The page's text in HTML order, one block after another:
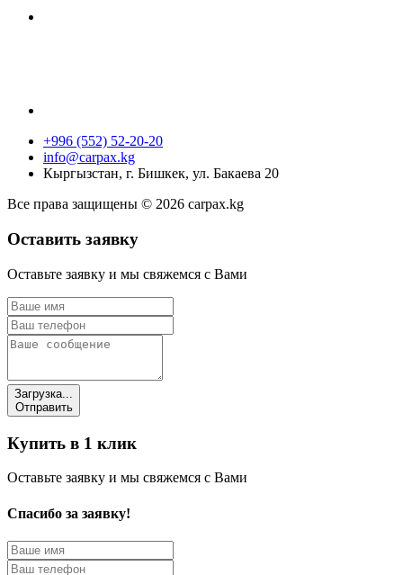
+996 (552) 52-20-20
info@carpax.kg
Кыргызстан, г. Бишкек, ул. Бакаева 20
Все права защищены © 2026 carpax.kg
Оставить заявку
Оставьте заявку и мы свяжемся с Вами
Загрузка...
Отправить
Купить в 1 клик
Оставьте заявку и мы свяжемся с Вами
Спасибо за заявку!